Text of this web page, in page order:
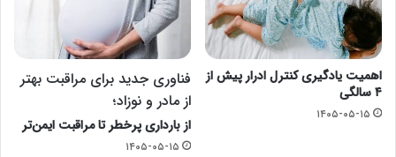
اهمیت یادگیری کنترل ادرار پیش از
۴ سالگی
۱۴۰۵-۰۵-۱۵
فناوری جدید برای مراقبت بهتر
از مادر و نوزاد؛
از بارداری پرخطر تا مراقبت ایمن‌تر
۱۴۰۵-۰۵-۱۵